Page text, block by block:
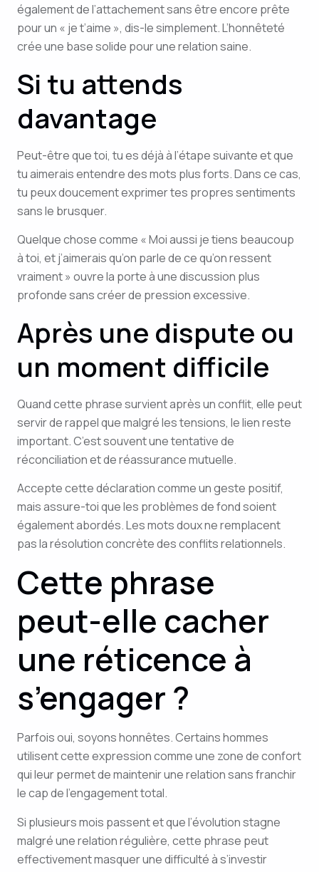
également de l’attachement sans être encore prête
pour un « je t’aime », dis-le simplement. L’honnêteté
crée une base solide pour une relation saine.
Si tu attends
davantage
Peut-être que toi, tu es déjà à l’étape suivante et que
tu aimerais entendre des mots plus forts. Dans ce cas,
tu peux doucement exprimer tes propres sentiments
sans le brusquer.
Quelque chose comme « Moi aussi je tiens beaucoup
à toi, et j’aimerais qu’on parle de ce qu’on ressent
vraiment » ouvre la porte à une discussion plus
profonde sans créer de pression excessive.
Après une dispute ou
un moment difficile
Quand cette phrase survient après un conflit, elle peut
servir de rappel que malgré les tensions, le lien reste
important. C’est souvent une tentative de
réconciliation et de réassurance mutuelle.
Accepte cette déclaration comme un geste positif,
mais assure-toi que les problèmes de fond soient
également abordés. Les mots doux ne remplacent
pas la résolution concrète des conflits relationnels.
Cette phrase
peut-elle cacher
une réticence à
s’engager ?
Parfois oui, soyons honnêtes. Certains hommes
utilisent cette expression comme une zone de confort
qui leur permet de maintenir une relation sans franchir
le cap de l’engagement total.
Si plusieurs mois passent et que l’évolution stagne
malgré une relation régulière, cette phrase peut
effectivement masquer une difficulté à s’investir